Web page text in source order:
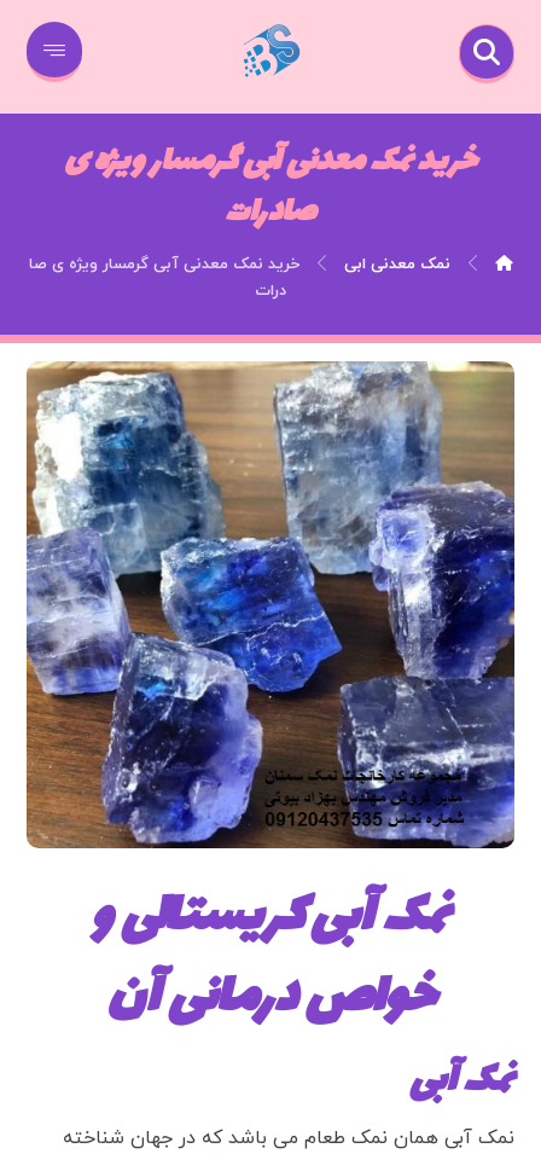
خرید نمک معدنی آبی گرمسار ویژه ی
صادرات
نمک معدنی ابی
خرید نمک معدنی آبی گرمسار ویژه ی صا
درات
نمک آبی کریستالی و
خواص درمانی آن
نمک آبی
نمک آبی همان نمک طعام می باشد که در جهان شناخته